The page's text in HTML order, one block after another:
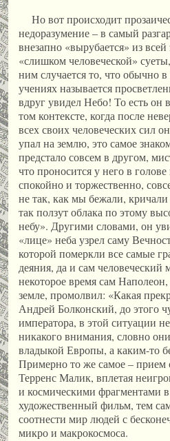
Но вот происходит
недоразумение – в самый
внезапно «вырубается» из всей
«слишком человеческой»
ним случается то, что обычно
учениях называется
вдруг увидел Небо! То есть он
том контексте, когда после
всех своих человеческих сил
упал на землю, это самое
предстало совсем в другом,
что проносится у него в
спокойно и торжественно,
не так, как мы бежали,
так ползут облака по этому
небу». Другими словами, он
«лице» неба узрел саму
которой померкли все самые
деяния, да и сам человеческий
некоторое время сам
земле, промолвил: «Какая
Андрей Болконский, до этого
императора, в этой ситуации
никакого внимания, словно
владыкой Европы, а каким-то
Примерно то же самое – прием
Терренс Малик, вплетая
и космическими фрагментами
художественный фильм, тем
соотнести мир людей с
микро и макрокосмоса.